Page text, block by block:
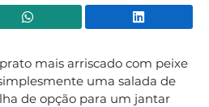
WhatsApp
mais arriscado com peixe
uma salada de
de opção para um jantar